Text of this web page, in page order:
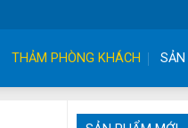
THẢM PHÒNG KHÁCH